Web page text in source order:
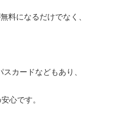
料になるだけでなく、
カードなどもあり、
心です。